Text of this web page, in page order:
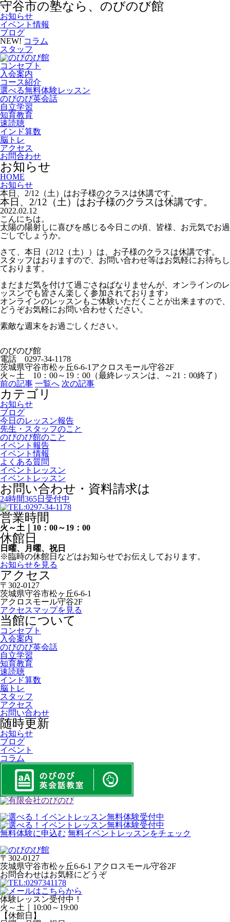
守谷市の塾なら、のびのび館
お知らせ
イベント情報
ブログ
NEW! コラム
スタッフ
コンセプト
入会案内
コース紹介
選べる無料体験レッスン
のびのび英会話
自立学習
知育教育
速読聴
インド算数
脳トレ
アクセス
お問合わせ
お知らせ
HOME
お知らせ
本日、2/12（土）はお子様のクラスは休講です。
本日、2/12（土）はお子様のクラスは休講です。
2022.02.12
こんにちは。
太陽の陽射しに喜びを感じる今日この頃、皆様、お元気でお過
ごしでしょうか。
さて、本日（2/12（土））は、お子様のクラスは休講です。
スタッフはおりますので、お問い合わせ等はお気軽にお待ちし
ております。
まだまだ気を付けて過ごさねばなりませんが、オンラインのレ
ッスンでも皆さん楽しく参加されております♪
オンラインのレッスンもご体験いただくことが出来ますので、
どうぞお気軽にお問い合わせください。
素敵な週末をお過ごしください。
のびのび館
電話 0297-34-1178
茨城県守谷市松ヶ丘6-6-1アクロスモール守谷2F
火～土 10：00～19：00（最終レッスンは、～21：00終了）
前の記事 一覧へ 次の記事
カテゴリ
お知らせ
ブログ
今日のレッスン報告
先生・スタッフのこと
のびのび館のこと
イベント報告
イベント情報
よくある質問
イベントレッスン
イベントレッスン
お問い合わせ・資料請求は
24時間365日受付中
営業時間
火～土｜10：00～19：00
休館日
日曜、月曜、祝日
※臨時の休館日などはお知らせでお伝えしております。
お知らせを見る
アクセス
〒302-0127
茨城県守谷市松ヶ丘6-6-1
アクロスモール守谷2F
アクセスマップを見る
当館について
コンセプト
入会案内
のびのび英会話
自立学習
知育教育
速読聴
インド算数
脳トレ
スタッフ
アクセス
お問い合わせ
随時更新
お知らせ
ブログ
イベント
コラム
無料体験に申込む 無料イベントレッスンをチェック
〒302-0127
茨城県守谷市松ヶ丘6-6-1 アクロスモール守谷2F
お問合わせはお気軽にどうぞ
体験レッスン受付中！
火～土｜10:00～19:00
【休館日】